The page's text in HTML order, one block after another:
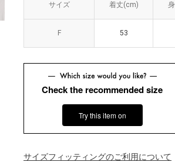
サイズ 着丈(cm)
F 53
サイズ 着丈(cm)
F 53
Check the recommended size
Try this item on
サイズフィッティングのご利用について